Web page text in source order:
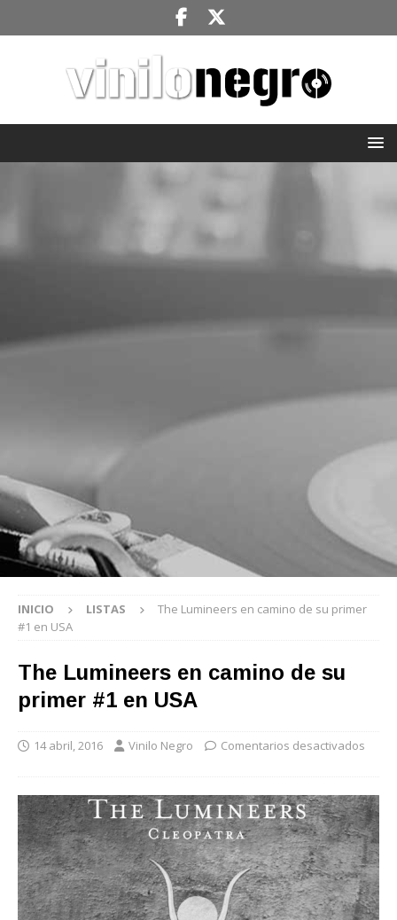
INICIO LISTAS
The Lumineers en camino de su primer
#1 en USA
The Lumineers en camino de su
primer #1 en USA
14 abril, 2016 Vinilo Negro Comentarios desactivados